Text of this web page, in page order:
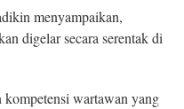
menyampaikan,
digelar secara serentak di
wartawan yang